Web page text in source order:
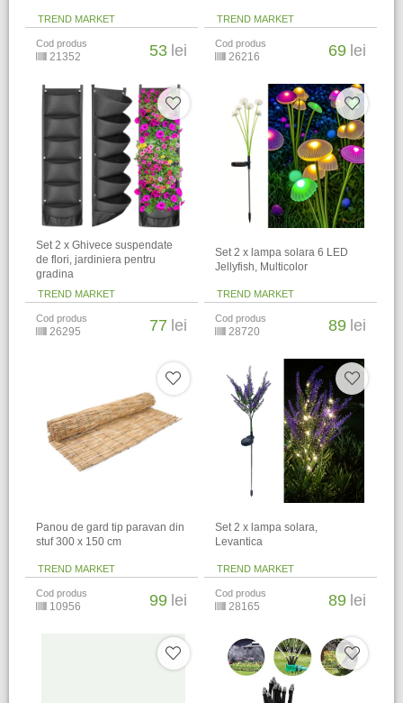
TREND MARKET
Cod produs
21352 53 lei
TREND MARKET
Cod produs
26216 69 lei
Set 2 x Ghivece suspendate
de flori, jardiniera pentru
gradina
TREND MARKET
Cod produs
26295 77 lei
Set 2 x lampa solara 6 LED
Jellyfish, Multicolor
TREND MARKET
Cod produs
28720 89 lei
Panou de gard tip paravan din
stuf 300 x 150 cm
TREND MARKET
Cod produs
10956 99 lei
Set 2 x lampa solara,
Levantica
TREND MARKET
Cod produs
28165 89 lei